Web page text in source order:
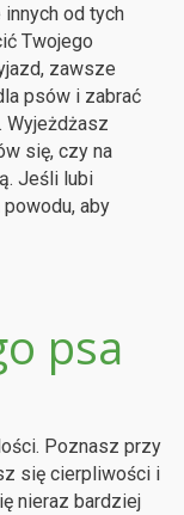
innych od tych
Twojego
zawsze
psów i zabrać
Wyjeżdżasz
się, czy na
Jeśli lubi
aby
psa
Poznasz przy
się cierpliwości i
nieraz bardziej